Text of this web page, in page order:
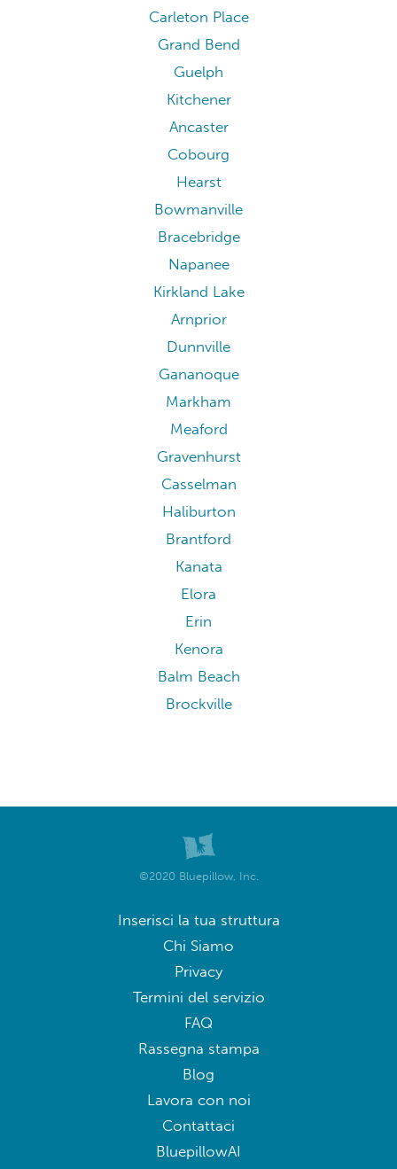
Carleton Place
Grand Bend
Guelph
Kitchener
Ancaster
Cobourg
Hearst
Bowmanville
Bracebridge
Napanee
Kirkland Lake
Arnprior
Dunnville
Gananoque
Markham
Meaford
Gravenhurst
Casselman
Haliburton
Brantford
Kanata
Elora
Erin
Kenora
Balm Beach
Brockville
©2020 Bluepillow, Inc.
Inserisci la tua struttura
Chi Siamo
Privacy
Termini del servizio
FAQ
Rassegna stampa
Blog
Lavora con noi
Contattaci
BluepillowAI